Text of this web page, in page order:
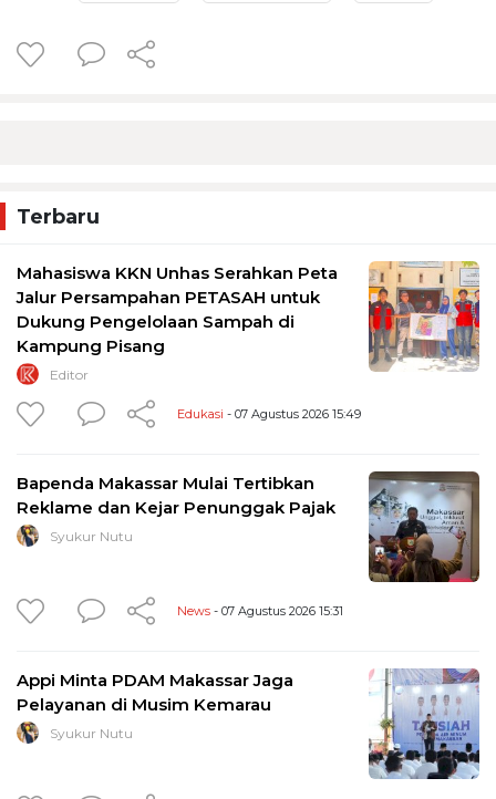
Terbaru
Mahasiswa KKN Unhas Serahkan Peta
Jalur Persampahan PETASAH untuk
Dukung Pengelolaan Sampah di
Kampung Pisang
Editor
Edukasi - 07 Agustus 2026 15:49
Bapenda Makassar Mulai Tertibkan
Reklame dan Kejar Penunggak Pajak
Syukur Nutu
News - 07 Agustus 2026 15:31
Appi Minta PDAM Makassar Jaga
Pelayanan di Musim Kemarau
Syukur Nutu